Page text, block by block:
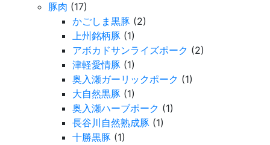
豚肉 (17)
かごしま黒豚 (2)
上州銘柄豚 (1)
アボカドサンライズポーク (2)
津軽愛情豚 (1)
奥入瀬ガーリックポーク (1)
大自然黒豚 (1)
奥入瀬ハーブポーク (1)
長谷川自然熟成豚 (1)
十勝黒豚 (1)